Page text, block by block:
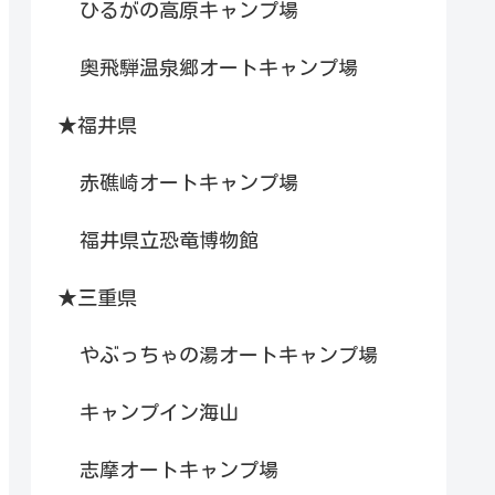
ひるがの高原キャンプ場
奥飛騨温泉郷オートキャンプ場
★福井県
赤礁崎オートキャンプ場
福井県立恐竜博物館
★三重県
やぶっちゃの湯オートキャンプ場
キャンプイン海山
志摩オートキャンプ場